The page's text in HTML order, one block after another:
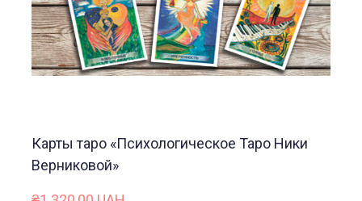
Карты таро «Психологическое Таро Ники
Верниковой»